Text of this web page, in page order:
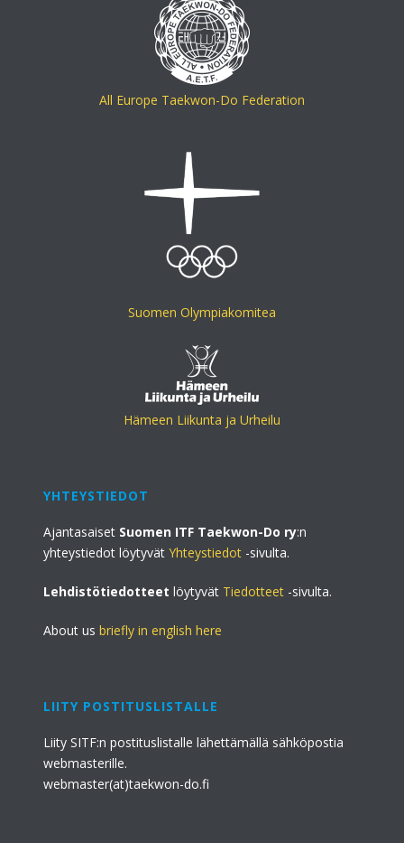
All Europe Taekwon-Do Federation
Suomen Olympiakomitea
Hämeen Liikunta ja Urheilu
YHTEYSTIEDOT
Ajantasaiset Suomen ITF Taekwon-Do ry:n
yhteystiedot löytyvätYhteystiedot -sivulta.
Lehdistötiedotteet löytyvät Tiedotteet -sivulta.
About usbriefly in english here
LIITY POSTITUSLISTALLE
Liity SITF:n postituslistalle lähettämällä sähköpostia
webmasterille.
webmaster(at)taekwon-do.fi